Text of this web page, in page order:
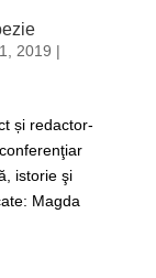
2019 |
și redactor-
istorie şi
Magda